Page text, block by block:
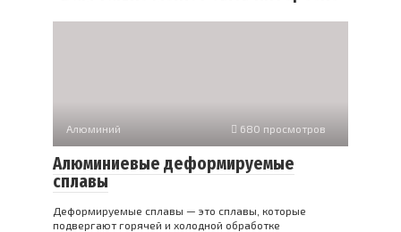
Алюминий 680 просмотров
Алюминиевые деформируемые
сплавы
Деформируемые сплавы — это сплавы, которые
подвергают горячей и холодной обработке